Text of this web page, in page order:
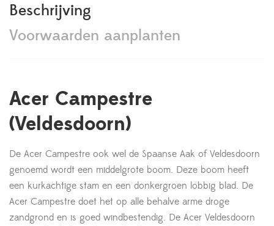
Beschrijving
Voorwaarden aanplanten
Acer Campestre
(Veldesdoorn)
De Acer Campestre ook wel de Spaanse Aak of Veldesdoorn
genoemd wordt een middelgrote boom. Deze boom heeft
een kurkachtige stam en een donkergroen lobbig blad. De
Acer Campestre doet het op alle behalve arme droge
zandgrond en is goed windbestendig. De Acer Veldesdoorn